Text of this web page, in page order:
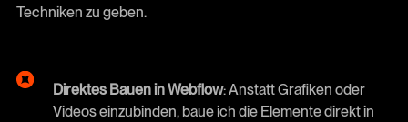
Techniken zu geben.
Direktes Bauen in Webflow: Anstatt Grafiken oder
Videos einzubinden, baue ich die Elemente direkt in